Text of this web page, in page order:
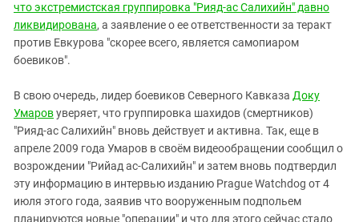
что экстремистская группировка "Рияд-ас Салихийн" давно
ликвидирована, а заявление о ее ответственности за теракт
против Евкурова "скорее всего, является самопиаром
боевиков".
В свою очередь, лидер боевиков Северного Кавказа Доку
Умаровуверяет, что группировка шахидов (смертников)
"Рияд-ас Салихийн" вновь действует и активна. Так, еще в
апреле 2009 года Умаров в своём видеообращении сообщил о
возрождении "Рийад ас-Салихийн" и затем вновь подтвердил
эту информацию в интервью изданию Prague Watchdog от 4
июля этого года, заявив что вооруженным подпольем
планируются новые "операции" и что для этого сейчас стало